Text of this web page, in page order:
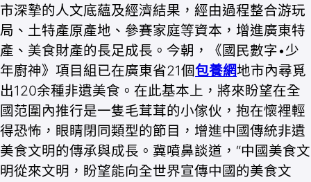
市深摯的人文底蘊及經濟結果，經由過程整合游玩
局、土特產原產地、參賽家庭等資本，增進廣東特
產、美食財產的長足成長。今朝，《國民數字•少
年廚神》項目組已在廣東省21個包養網地市內尋覓
出120余種非遺美食。在此基本上，將來盼望在全
國范圍內推行是一隻毛茸茸的小傢伙，抱在懷裡輕
得恐怖，眼睛閉同類型的節目，增進中國傳統非遺
美食文明的傳承與成長。冀噴鼻談道，“中國美食文
明從來文明，盼望能向全世界宣傳中國的美食文